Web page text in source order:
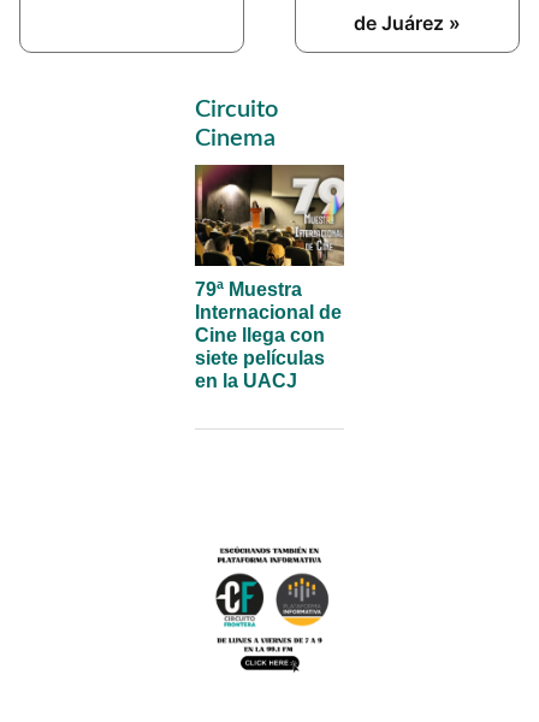
de Juárez »
Primary
Sidebar
Circuito
Cinema
79ª Muestra
Internacional de
Cine llega con
siete películas
en la UACJ